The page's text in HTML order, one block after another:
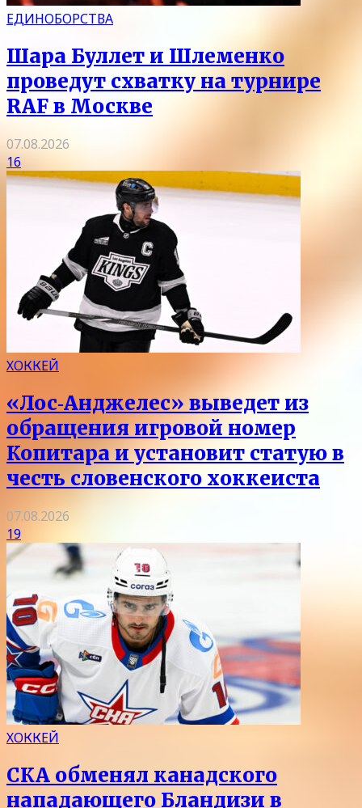
ЕДИНОБОРСТВА
Шара Буллет и Шлеменко
проведут схватку на турнире
RAF в Москве
07.08.2026
16
ХОККЕЙ
«Лос‑Анджелес» выведет из
обращения игровой номер
Копитара и установит статую в
честь словенского хоккеиста
07.08.2026
19
ХОККЕЙ
СКА обменял канадского
нападающего Бландизи в